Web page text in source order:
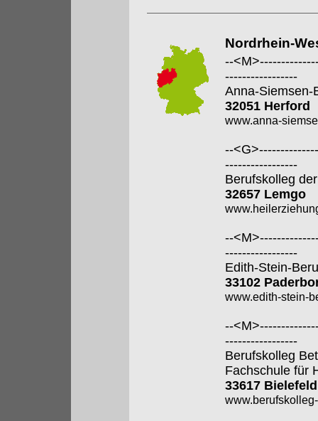
Nordrhein-
--
-----------------
Anna-Siemsen-
32051 Herford
www.anna-
--
-----------------
Berufskolleg
32657 Lemgo
--
-----------------
Edith-Stein-
33102
www.edith-stein-
--
-----------------
Berufskolleg
Fachschule für
33617 Bielefeld